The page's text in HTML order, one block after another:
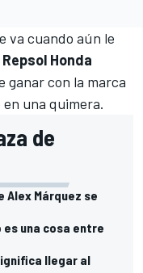
va cuando aún le
Repsol Honda
ganar con la marca
una quimera.
de
Alex Márquez se
es una cosa entre
llegar al